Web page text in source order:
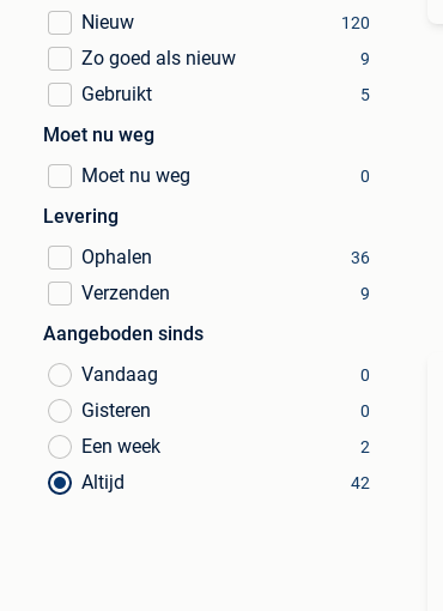
Nieuw
120
Zo goed als nieuw 9
Gebruikt 5
Moet nu weg
Moet nu weg
0
Levering
Ophalen
36
Verzenden 9
Aangeboden sinds
Vandaag
0
Gisteren 0
Een week 2
Altijd 42